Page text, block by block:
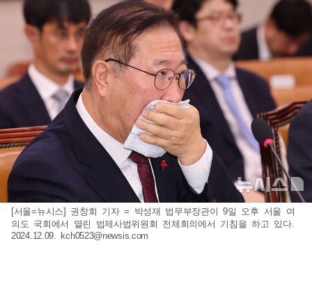
[서울=뉴시스] 권창회 기자 = 박성재 법무부장관이 9일 오후 서울 여
의도 국회에서 열린 법제사법위원회 전체회의에서 기침을 하고 있다.
2024.12.09.
kch0523@newsis.com